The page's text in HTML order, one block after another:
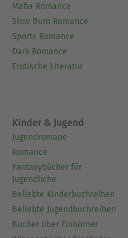
Mafia Romance
Slow Burn Romance
Sports Romance
Dark Romance
Erotische Literatur
Kinder & Jugend
Jugendromane
Romance
Fantasybücher für
Jugendliche
Beliebte Kinderbuchreihen
Beliebte Jugendbuchreihen
Bücher über Einhörner